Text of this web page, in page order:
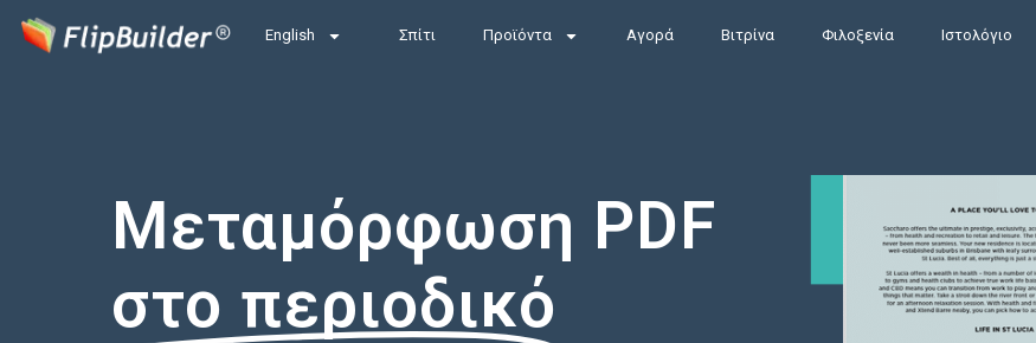
English Σπίτι Προϊόντα Αγορά Βιτρίνα Φιλοξενία Ιστολόγιο
Μεταμόρφωση PDF
στο περιοδικό